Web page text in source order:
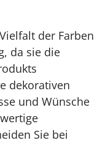
der Farben
da sie die
dekorativen
und Wünsche
Sie bei